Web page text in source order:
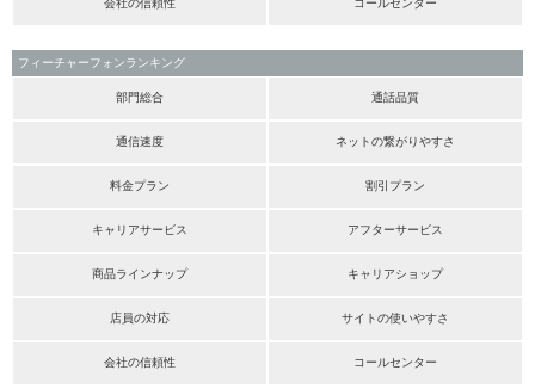
会社の信頼性 コールセンター
フィーチャーフォンランキング
部門総合 通話品質
通信速度 ネットの繋がりやすさ
料金プラン 割引プラン
キャリアサービス アフターサービス
商品ラインナップ キャリアショップ
店員の対応 サイトの使いやすさ
会社の信頼性 コールセンター